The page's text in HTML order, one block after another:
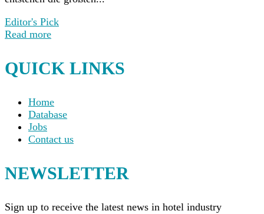
Editor's Pick
Read more
QUICK LINKS
Home
Database
Jobs
Contact us
NEWSLETTER
Sign up to receive the latest news in hotel industry